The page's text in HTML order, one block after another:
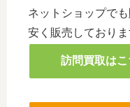
ネットショップで
安く販売しており
訪問買取はこ